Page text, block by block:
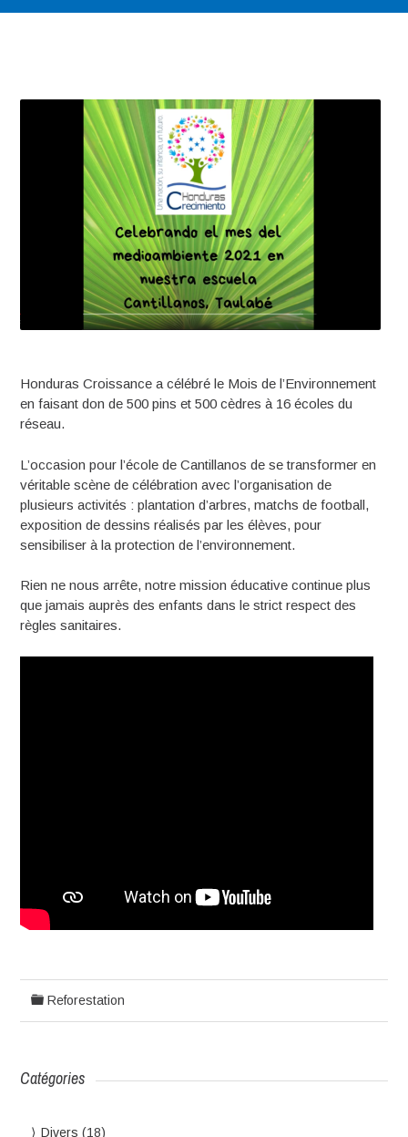
Honduras Croissance a célébré le Mois de l’Environnement
en faisant don de 500 pins et 500 cèdres à 16 écoles du
réseau.
L’occasion pour l’école de Cantillanos de se transformer en
véritable scène de célébration avec l’organisation de
plusieurs activités : plantation d’arbres, matchs de football,
exposition de dessins réalisés par les élèves, pour
sensibiliser à la protection de l’environnement.
Rien ne nous arrête, notre mission éducative continue plus
que jamais auprès des enfants dans le strict respect des
règles sanitaires.
Reforestation
Catégories
Divers (18)